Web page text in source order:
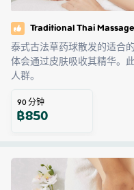
Traditional Thai
泰式古法草药球散发的适合
体会通过皮肤吸收其精华。
人群。
90分钟
฿850